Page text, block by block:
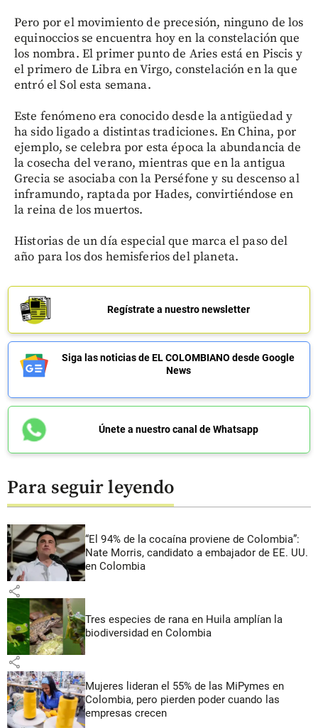
Pero por el movimiento de precesión, ninguno de los
equinoccios se encuentra hoy en la constelación que
los nombra. El primer punto de Aries está en Piscis y
el primero de Libra en Virgo, constelación en la que
entró el Sol esta semana.
Este fenómeno era conocido desde la antigüedad y
ha sido ligado a distintas tradiciones. En China, por
ejemplo, se celebra por esta época la abundancia de
la cosecha del verano, mientras que en la antigua
Grecia se asociaba con la Perséfone y su descenso al
inframundo, raptada por Hades, convirtiéndose en
la reina de los muertos.
Historias de un día especial que marca el paso del
año para los dos hemisferios del planeta.
Regístrate a nuestro newsletter
Siga las noticias de EL COLOMBIANO desde Google
News
Únete a nuestro canal de Whatsapp
Para seguir leyendo
“El 94% de la cocaína proviene de Colombia”:
Nate Morris, candidato a embajador de EE. UU.
en Colombia
share
Tres especies de rana en Huila amplían la
biodiversidad en Colombia
share
Mujeres lideran el 55% de las MiPymes en
Colombia, pero pierden poder cuando las
empresas crecen